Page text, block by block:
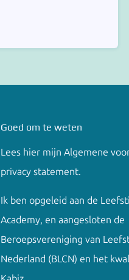
Goed om te weten
Lees hier mijn Algemene
privacy statement.
Ik ben opgeleid aan de
Academy, en aangesloten de
Beroepsvereniging van
Nederland (BLCN) en het